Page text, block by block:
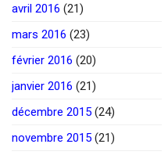
avril 2016 (21)
mars 2016 (23)
février 2016 (20)
janvier 2016 (21)
décembre 2015 (24)
novembre 2015 (21)